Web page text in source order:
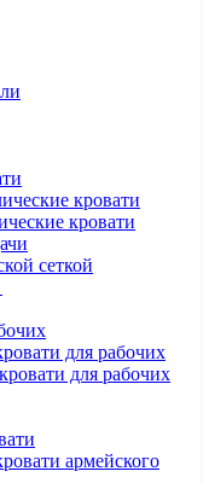
кровати
кровати
сеткой
для рабочих
для рабочих
армейского